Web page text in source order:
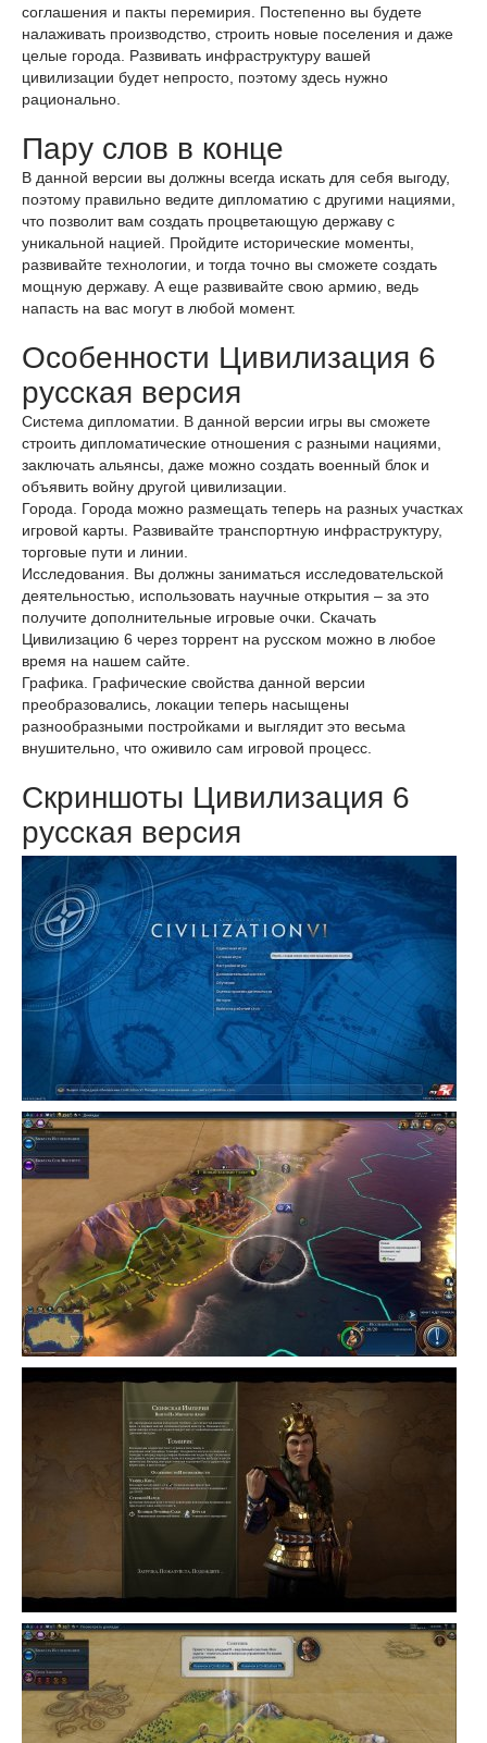
соглашения и пакты перемирия. Постепенно вы будете
налаживать производство, строить новые поселения и даже
целые города. Развивать инфраструктуру вашей
цивилизации будет непросто, поэтому здесь нужно
рационально.
Пару слов в конце
В данной версии вы должны всегда искать для себя выгоду,
поэтому правильно ведите дипломатию с другими нациями,
что позволит вам создать процветающую державу с
уникальной нацией. Пройдите исторические моменты,
развивайте технологии, и тогда точно вы сможете создать
мощную державу. А еще развивайте свою армию, ведь
напасть на вас могут в любой момент.
Особенности Цивилизация 6
русская версия
Система дипломатии. В данной версии игры вы сможете
строить дипломатические отношения с разными нациями,
заключать альянсы, даже можно создать военный блок и
объявить войну другой цивилизации.
Города. Города можно размещать теперь на разных участках
игровой карты. Развивайте транспортную инфраструктуру,
торговые пути и линии.
Исследования. Вы должны заниматься исследовательской
деятельностью, использовать научные открытия – за это
получите дополнительные игровые очки. Скачать
Цивилизацию 6 через торрент на русском можно в любое
время на нашем сайте.
Графика. Графические свойства данной версии
преобразовались, локации теперь насыщены
разнообразными постройками и выглядит это весьма
внушительно, что оживило сам игровой процесс.
Скриншоты Цивилизация 6
русская версия